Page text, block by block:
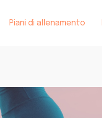
Piani di allenamento